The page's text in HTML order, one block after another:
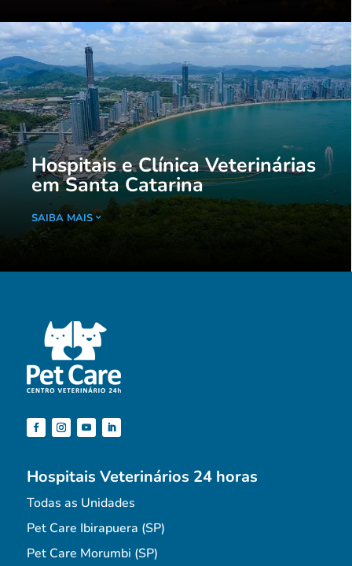
Hospitais e Clínica Veterinárias
em Santa Catarina
SAIBA MAIS
Hospitais Veterinários 24 horas
Todas as Unidades
Pet Care Ibirapuera (SP)
Pet Care Morumbi (SP)